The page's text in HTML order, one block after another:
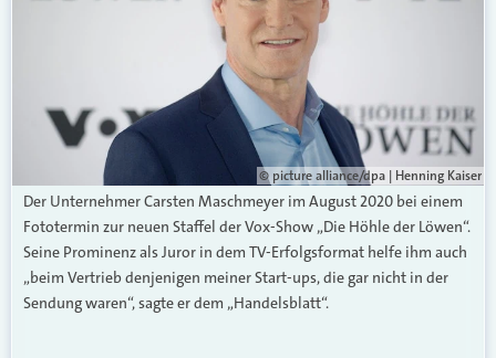
© picture alliance/dpa | Henning Kaiser
Der Unternehmer Carsten Maschmeyer im August 2020 bei einem
Fototermin zur neuen Staffel der Vox-Show „Die Höhle der Löwen“.
Seine Prominenz als Juror in dem TV-Erfolgsformat helfe ihm auch
„beim Vertrieb denjenigen meiner Start-ups, die gar nicht in der
Sendung waren“, sagte er dem „Handelsblatt“.